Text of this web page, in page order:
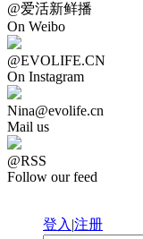
@爱活新鲜播
On Weibo
@EVOLIFE.CN
On Instagram
Nina@evolife.cn
Mail us
@RSS
Follow our feed
登入|注册